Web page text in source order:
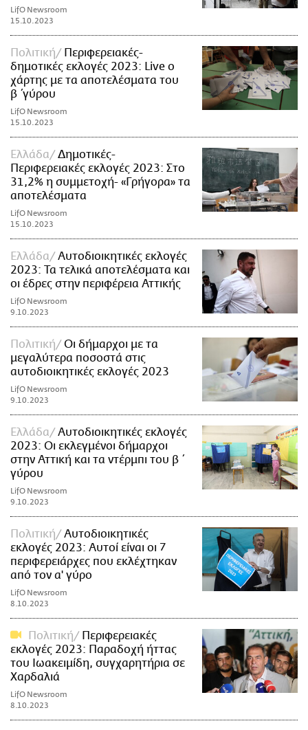
LifO Newsroom
15.10.2023
Πολιτική
Περιφερειακές-
δημοτικές εκλογές 2023: Live ο
χάρτης με τα αποτελέσματα του
β΄γύρου
LifO Newsroom
15.10.2023
Ελλάδα
Δημοτικές-
Περιφερειακές εκλογές 2023: Στο
31,2% η συμμετοχή- «Γρήγορα» τα
αποτελέσματα
LifO Newsroom
15.10.2023
Ελλάδα
Αυτοδιοικητικές εκλογές
2023: Τα τελικά αποτελέσματα και
οι έδρες στην περιφέρεια Αττικής
LifO Newsroom
9.10.2023
Πολιτική
Οι δήμαρχοι με τα
μεγαλύτερα ποσοστά στις
αυτοδιοικητικές εκλογές 2023
LifO Newsroom
9.10.2023
Ελλάδα
Αυτοδιοικητικές εκλογές
2023: Οι εκλεγμένοι δήμαρχοι
στην Αττική και τα ντέρμπι του β΄
γύρου
LifO Newsroom
9.10.2023
Πολιτική
Αυτοδιοικητικές
εκλογές 2023: Αυτοί είναι οι 7
περιφερειάρχες που εκλέχτηκαν
από τον α' γύρο
LifO Newsroom
8.10.2023
Πολιτική
Περιφερειακές
εκλογές 2023: Παραδοχή ήττας
του Ιωακειμίδη, συγχαρητήρια σε
Χαρδαλιά
LifO Newsroom
8.10.2023